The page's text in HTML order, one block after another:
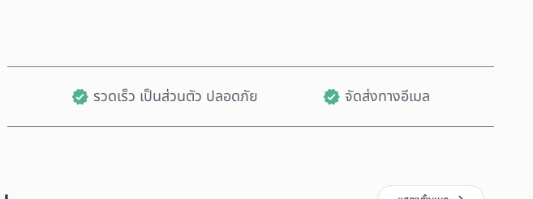
รวดเร็ว เป็นส่วนตัว ปลอดภัย จัดส่งทางอีเมล